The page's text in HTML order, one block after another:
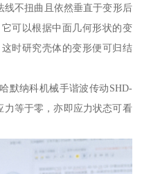
不扭曲且依然垂直于变形后
可以根据中面几何形状的变
时研究壳体的变形便可归结
默纳科机械手谐波传动SHD-
力等于零，亦即应力状态可看